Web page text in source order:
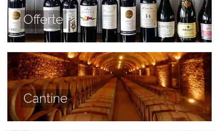
Offerte
Cantine